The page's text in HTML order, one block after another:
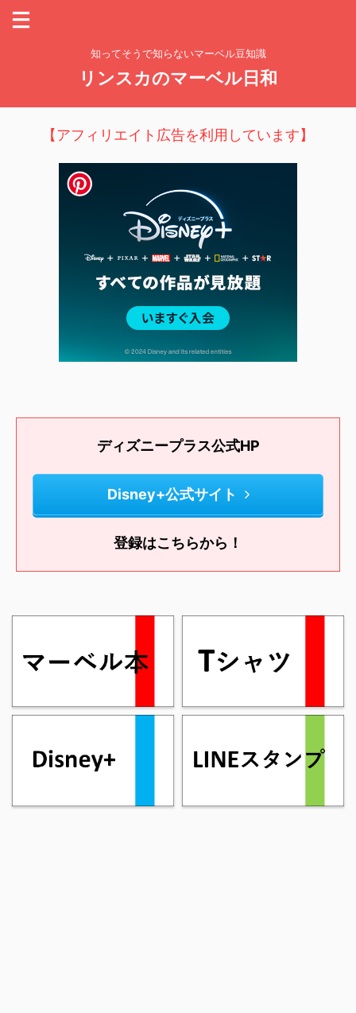
知ってそうで知らないマーベル豆知識
リンスカのマーベル日和
【アフィリエイト広告を利用しています】
ディズニープラス公式HP
Disney+公式サイト
登録はこちらから！